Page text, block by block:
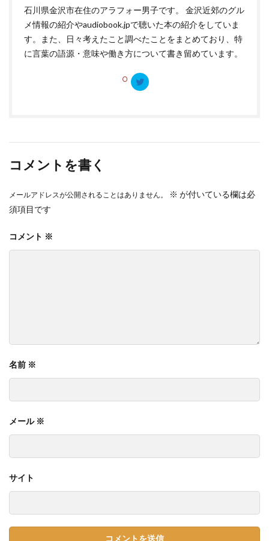
石川県金沢市在住のアラフォー男子です。 金沢近郊のグル
メ情報の紹介やaudiobook.jpで聴いた本の紹介をしていま
す。また、日々考えたこと調べたことをまとめており、特
に言葉の語源・意味や働き方について書き留めています。
コメントを書く
メールアドレスが公開されることはありません。 ※ が付いている欄は必
須項目です
コメント ※
名前 ※
メール ※
サイト